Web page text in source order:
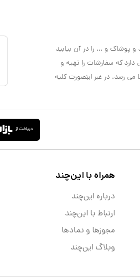
و پوشاک و ... را در آن بیابید
دارد که سفارشات را تهیه و
می رسد. در غیر اینصورت کلیه
همراه با این‌چند
درباره این‌چند
ارتباط با این‌چند
مجوزها و نماد‌ها
وبلاگ این‌چند